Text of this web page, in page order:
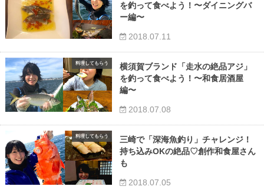
を釣って食べよう！〜ダイニングバ
ー編〜
2018.07.11
料理してもらう
横須賀ブランド「走水の絶品アジ」
を釣って食べよう！〜和食居酒屋
編〜
2018.07.08
料理してもらう
三崎で「深海魚釣り」チャレンジ！
持ち込みOKの絶品♡創作和食屋さん
も
2018.07.05